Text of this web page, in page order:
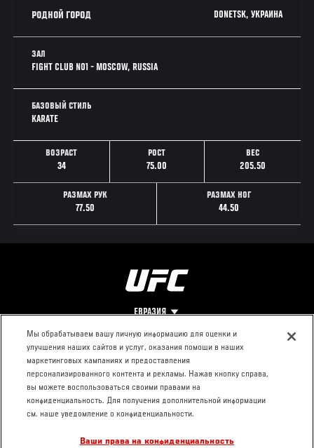
РОДНОЙ ГОРОД DONETSK, УКРАИНА
ЗАЛ
FIGHT CLUB NO1 - MOSCOW, RUSSIA
БАЗОВЫЙ СТИЛЬ
KARATE
ВОЗРАСТ
34
РОСТ
75.00
ВЕС
205.50
РАЗМАХ РУК
77.50
РАЗМАХ НОГ
44.50
ЕВРАЗИЯ
Footer
О UFC
Про ММА
Социальная
ответственность
КОНТАКТЫ
Пресс-центр
Условия
использования
Мы обрабатываем вашу личную информацию для оценки и
улучшения наших сайтов и услуг, оказания помощи в наших
маркетинговых кампаниях и предоставления
персонализированного контента и рекламы. Нажав кнопку справа,
вы можете воспользоваться своими правами на
конфиденциальность. Для получения дополнительной информации
см. наше уведомление о конфиденциальности.
Ваши права на конфиденциальность